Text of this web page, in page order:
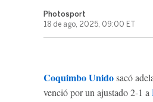
Photosport
18 de ago, 2025, 09:00 ET
Coquimbo Unido sacó
venció por un ajustado 2-1 a